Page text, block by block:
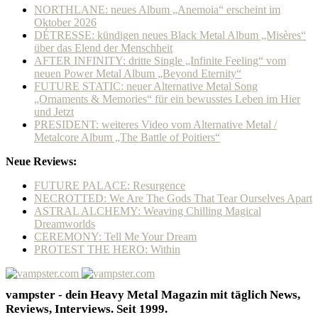
NORTHLANE: neues Album „Anemoia“ erscheint im
Oktober 2026
DÉTRESSE: kündigen neues Black Metal Album „Misères“
über das Elend der Menschheit
AFTER INFINITY: dritte Single „Infinite Feeling“ vom
neuen Power Metal Album „Beyond Eternity“
FUTURE STATIC: neuer Alternative Metal Song
„Ornaments & Memories“ für ein bewusstes Leben im Hier
und Jetzt
PRESIDENT: weiteres Video vom Alternative Metal /
Metalcore Album „The Battle of Poitiers“
Neue Reviews:
FUTURE PALACE: Resurgence
NECROTTED: We Are The Gods That Tear Ourselves Apart
ASTRAL ALCHEMY: Weaving Chilling Magical
Dreamworlds
CEREMONY: Tell Me Your Dream
PROTEST THE HERO: Within
vampster - dein Heavy Metal Magazin mit täglich News,
Reviews, Interviews. Seit 1999.